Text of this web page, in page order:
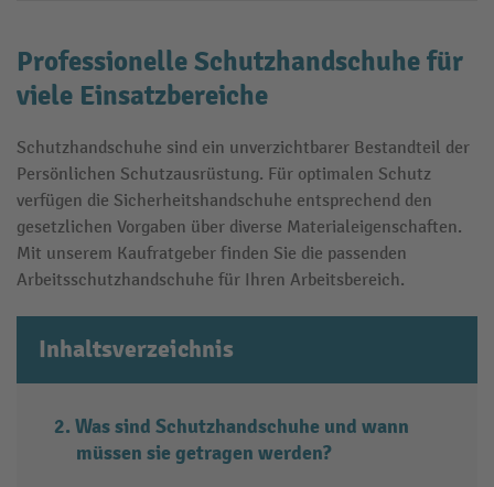
Professionelle Schutzhandschuhe für
viele Einsatzbereiche
Schutzhandschuhe sind ein unverzichtbarer Bestandteil der
Persönlichen Schutzausrüstung. Für optimalen Schutz
verfügen die Sicherheitshandschuhe entsprechend den
gesetzlichen Vorgaben über diverse Materialeigenschaften.
Mit unserem Kaufratgeber finden Sie die passenden
Arbeitsschutzhandschuhe für Ihren Arbeitsbereich.
Inhaltsverzeichnis
Was sind Schutzhandschuhe und wann
müssen sie getragen werden?